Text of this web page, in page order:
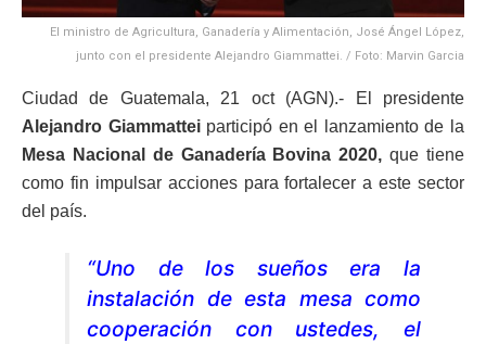
El ministro de Agricultura, Ganadería y Alimentación, José Ángel López,
junto con el presidente Alejandro Giammattei. / Foto: Marvin Garcia
Ciudad de Guatemala, 21 oct (AGN).- El presidente
Alejandro Giammatteiparticipó en el lanzamiento de la
Mesa Nacional de Ganadería Bovina 2020, que tiene
como fin impulsar acciones para fortalecer a este sector
del país.
“Uno de los sueños era la
instalación de esta mesa como
cooperación con ustedes, el